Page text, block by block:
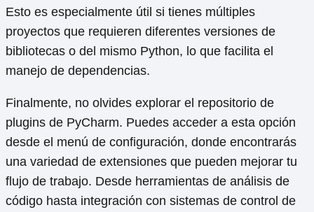
Esto es especialmente útil si tienes múltiples
proyectos que requieren diferentes versiones de
bibliotecas o del mismo Python, lo que facilita el
manejo de dependencias.
Finalmente, no olvides explorar el repositorio de
plugins de PyCharm. Puedes acceder a esta opción
desde el menú de configuración, donde encontrarás
una variedad de extensiones que pueden mejorar tu
flujo de trabajo. Desde herramientas de análisis de
código hasta integración con sistemas de control de